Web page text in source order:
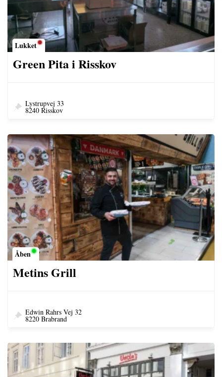
Lukket
Green Pita i Risskov
Lystrupvej 33
8240 Risskov
Åben
Metins Grill
Edwin Rahrs Vej 32
8220 Brabrand